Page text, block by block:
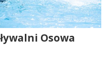
Osowa